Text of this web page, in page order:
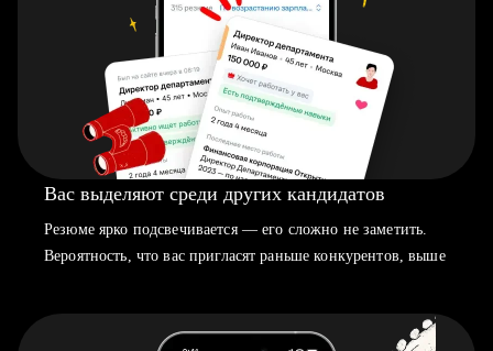
Вас выделяют среди других кандидатов
Резюме ярко подсвечивается — его сложно не заметить.
Вероятность, что вас пригласят раньше конкурентов, выше